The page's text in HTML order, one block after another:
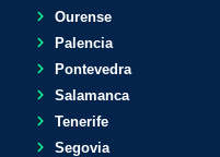
Ourense
Palencia
Pontevedra
Salamanca
Tenerife
Segovia